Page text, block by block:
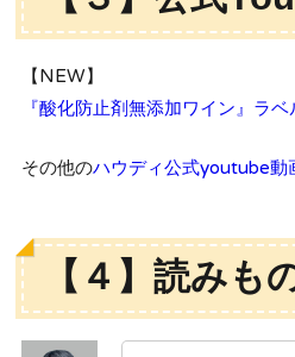
【NEW】
『酸化防止剤無添加ワイン』ラ
その他のハウディ公式youtube動
【４】読みも